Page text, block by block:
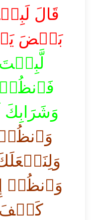
قَالَ
بَعۡضَ
لَّبِثۡتَ
فَٱنظُرۡ
وَٱنظُرۡ
كَيۡفَ